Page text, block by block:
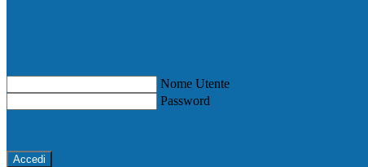
Nome Utente
Password